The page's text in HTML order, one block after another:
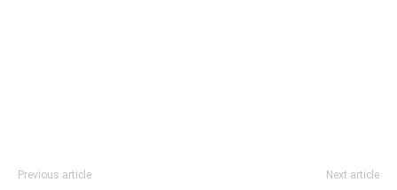
Previous article Next article